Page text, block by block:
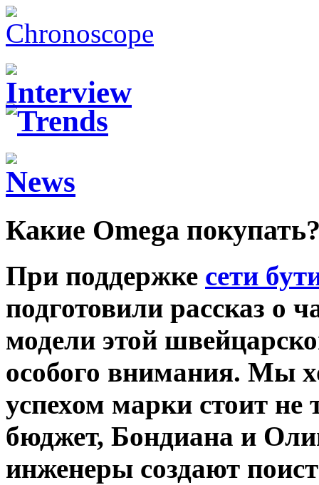
Какие Omega
При поддержке сети
подготовили рассказ о
модели этой
особого внимания. Мы
успехом марки стоит
бюджет, Бондиана и
инженеры создают